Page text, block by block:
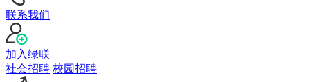
联系我们
加入绿联
社会招聘 校园招聘